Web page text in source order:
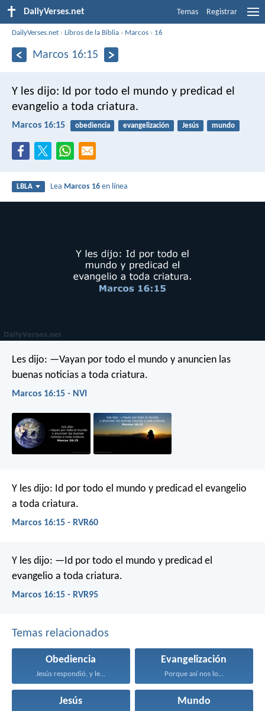
DailyVerses.net Temas Registrar
DailyVerses.net ›Libros de la Biblia › Marcos › 16
Marcos 16:15
Y les dijo: Id por todo el mundo y predicad el
evangelio a toda criatura.
Marcos 16:15 obediencia evangelización Jesús mundo
LBLA Lea Marcos 16 en línea
Les dijo: —Vayan por todo el mundo y anuncien las
buenas noticias a toda criatura.
Marcos 16:15 - NVI
Y les dijo: Id por todo el mundo y predicad el evangelio
a toda criatura.
Marcos 16:15 - RVR60
Y les dijo: —Id por todo el mundo y predicad el
evangelio a toda criatura.
Marcos 16:15 - RVR95
Temas relacionados
Obediencia
Jesús respondió, y le...
Evangelización
Porque así nos lo...
Jesús Mundo